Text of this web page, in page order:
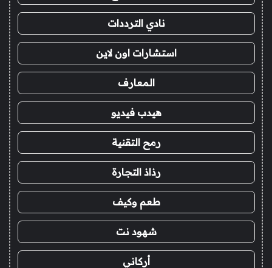
نادي الترددات
استشارات اون لاين
المعارف
هيدب فيديو
رمح التقنية
رذاذ التجارة
طعم وكيف
شهود نت
أركاني